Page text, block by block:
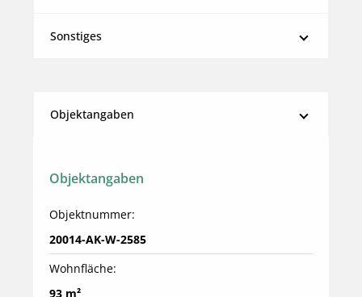
Sonstiges
Objektangaben
Objektangaben
Objektnummer:
20014-AK-W-2585
Wohnfläche:
93 m²